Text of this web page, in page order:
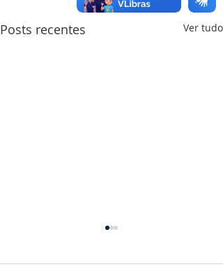
Posts recentes Ver tudo